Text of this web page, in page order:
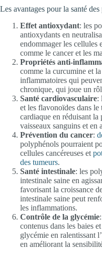
Les avantages pour la santé
Effet antioxydant: les
antioxydants en
endommager les cellules
comme le cancer et les
Propriétés anti-
comme la curcumine et
inflammatoires qui
chronique, qui joue un
Santé cardiovasculaire:
et les flavonoïdes dans
cardiaque en réduisant la
vaisseaux sanguins et
Prévention du cancer:
polyphénols pourraient
cellules cancéreuses et
des tumeurs.
Santé intestinale: les
intestinale saine en
favorisant la croissance
intestinale saine peut
les inflammations.
Contrôle de la glycémie
contenus dans les baies
glycémie en ralentissant
en améliorant la